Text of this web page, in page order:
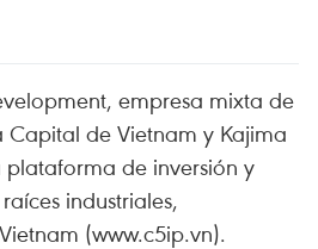
empresa mixta de
Capital de Vietnam y Kajima
de inversión y
industriales,
(www.c5ip.vn).